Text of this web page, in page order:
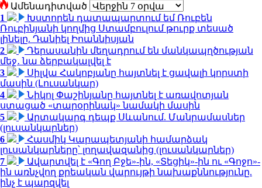
Ամենադիտված
1
Խստորեն դատապարտում եմ Ռուբեն
Ռուբինյանի կողմից Ստամբուլում թուրք տեսած
լինելը. Դանիել Իոաննիսյան
2
Դերասանին մեղադրում են մանկապղծության
մեջ․ նա ձերբակալվել է
3
Սիլվա Հակոբյանը հայտնել է ցավալի կորստի
մասին (Լուսանկար)
4
Նիկոլ Փաշինյանը հայտնել է առավոտյան
ստացած «տարօրինակ» նամակի մասին
5
Արտակարգ դեպք Սևանում. Մանրամասներ
(լուսանկարներ)
6
Հասմիկ Կարապետյանի համարձակ
լուսանկարները՝ լողավազանից (լուսանկարներ)
7
Ավարտվել է «Գող Բջե»-ին, «Տեցիկ»-ին ու «Գոջո»-
ին առնչվող քրեական վարույթի նախաքննությունը.
ինչ է պարզվել